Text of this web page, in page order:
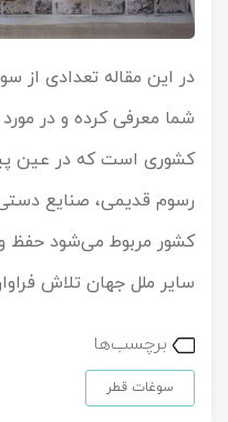
در این مقاله تعدادی از
شما معرفی کرده و در
کشوری است که در عین
رسوم قدیمی، صنایع
کشور مربوط می‌شود حفظ
سایر ملل جهان تلاش
برچسب‌ها
سوغات قطر